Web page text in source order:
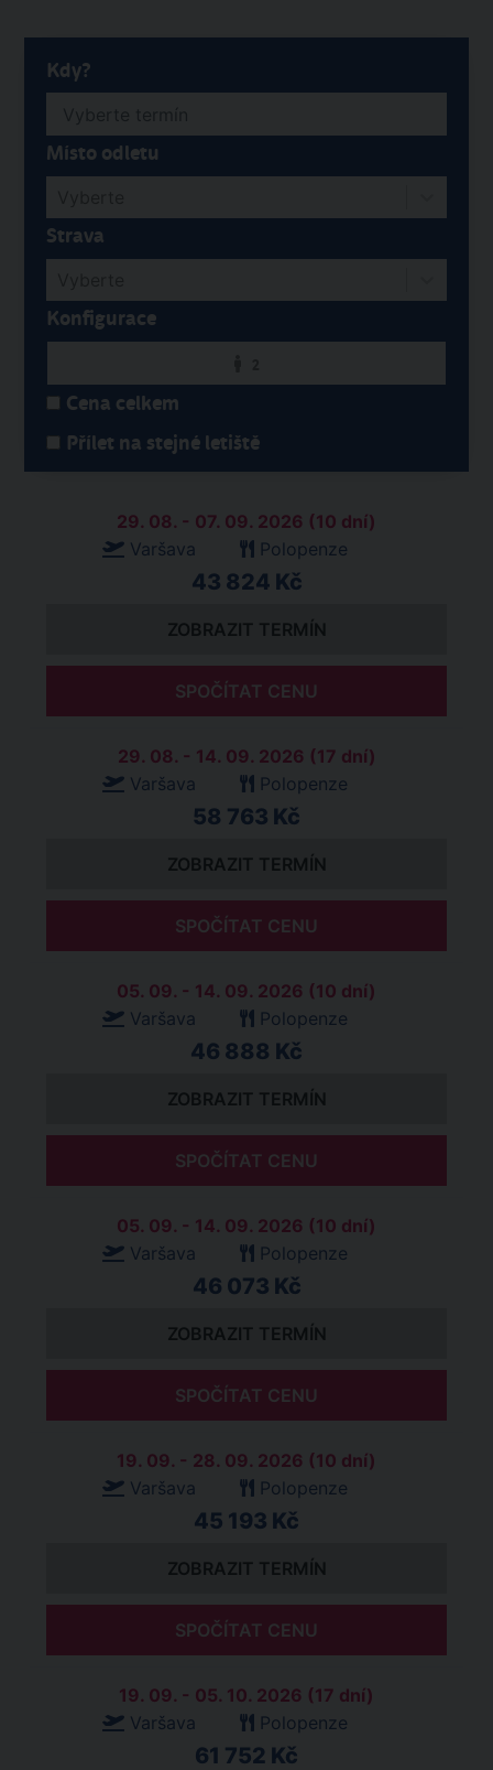
Kdy?
Místo odletu
Strava
Konfigurace
Cena celkem
Přílet na stejné letiště
29. 08. - 07. 09. 2026 (10 dní)
Varšava
Polopenze
43 824 Kč
ZOBRAZIT TERMÍN
SPOČÍTAT CENU
29. 08. - 14. 09. 2026 (17 dní)
Varšava
Polopenze
58 763 Kč
ZOBRAZIT TERMÍN
SPOČÍTAT CENU
05. 09. - 14. 09. 2026 (10 dní)
Varšava
Polopenze
46 888 Kč
ZOBRAZIT TERMÍN
SPOČÍTAT CENU
05. 09. - 14. 09. 2026 (10 dní)
Varšava
Polopenze
46 073 Kč
ZOBRAZIT TERMÍN
SPOČÍTAT CENU
19. 09. - 28. 09. 2026 (10 dní)
Varšava
Polopenze
45 193 Kč
ZOBRAZIT TERMÍN
SPOČÍTAT CENU
19. 09. - 05. 10. 2026 (17 dní)
Varšava
Polopenze
61 752 Kč